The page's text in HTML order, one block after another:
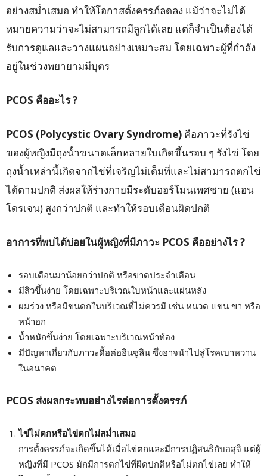
อย่างสม่ำเสมอ ทำให้โอกาสตั้งครรภ์ลดลง แม้ว่าจะไม่ได้
หมายความว่าจะไม่สามารถมีลูกได้เลย แต่ก็จำเป็นต้องได้
รับการดูแลและวางแผนอย่างเหมาะสม โดยเฉพาะผู้ที่กำลัง
อยู่ในช่วงพยายามมีบุตร
PCOS คืออะไร ?
PCOS (Polycystic Ovary Syndrome) คือภาวะที่รังไข่
ของผู้หญิงมีถุงน้ำขนาดเล็กหลายใบเกิดขึ้นรอบ ๆ รังไข่ โดย
ถุงน้ำเหล่านี้เกิดจากไข่ที่เจริญไม่เต็มที่และไม่สามารถตกไข่
ได้ตามปกติ ส่งผลให้ร่างกายมีระดับฮอร์โมนเพศชาย (แอน
โดรเจน) สูงกว่าปกติ และทำให้รอบเดือนผิดปกติ
อาการที่พบได้บ่อยในผู้หญิงที่มีภาวะ PCOS คืออย่างไร ?
รอบเดือนมาน้อยกว่าปกติ หรือขาดประจำเดือน
มีสิวขึ้นง่าย โดยเฉพาะบริเวณใบหน้าและแผ่นหลัง
ผมร่วง หรือมีขนดกในบริเวณที่ไม่ควรมี เช่น หนวด แขน ขา หรือ
หน้าอก
น้ำหนักขึ้นง่าย โดยเฉพาะบริเวณหน้าท้อง
มีปัญหาเกี่ยวกับภาวะดื้อต่ออินซูลิน ซึ่งอาจนำไปสู่โรคเบาหวาน
ในอนาคต
PCOS ส่งผลกระทบอย่างไรต่อการตั้งครรภ์
ไข่ไม่ตกหรือไข่ตกไม่สม่ำเสมอ
การตั้งครรภ์จะเกิดขึ้นได้เมื่อไข่ตกและมีการปฏิสนธิกับอสุจิ แต่ผู้
หญิงที่มี PCOS มักมีการตกไข่ที่ผิดปกติหรือไม่ตกไข่เลย ทำให้